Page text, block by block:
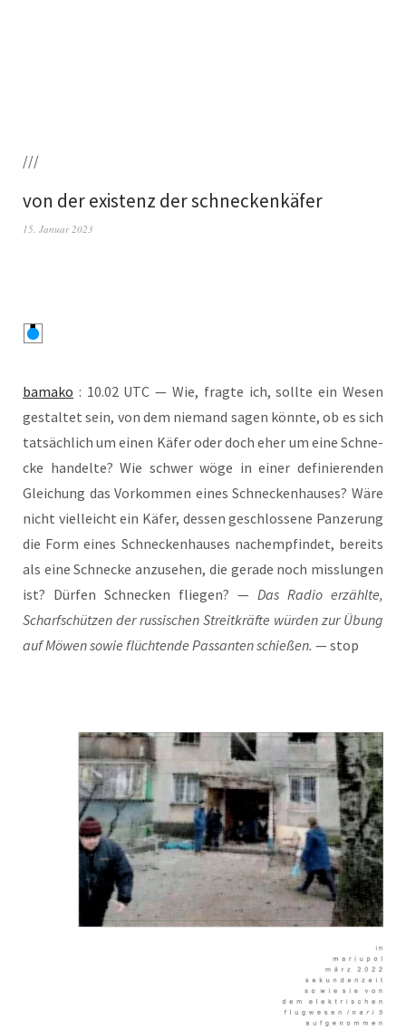
///
von der existenz der schneckenkäfer
15. Januar 2023
bamako : 10.02 UTC — Wie, frag­te ich, soll­te ein Wesen
gestal­tet sein, von dem nie­mand sagen könn­te, ob es sich
tat­säch­lich um einen Käfer oder doch eher um eine Schne­
cke han­del­te? Wie schwer wöge in einer defi­nie­ren­den
Glei­chung das Vor­kom­men eines Schne­cken­hau­ses? Wäre
nicht viel­leicht ein Käfer, des­sen geschlos­se­ne Pan­ze­rung
die Form eines Schne­cken­hau­ses nach­emp­fin­det, bereits
als eine Schne­cke anzu­se­hen, die gera­de noch miss­lun­gen
ist? Dür­fen Schne­cken flie­gen? — Das Radio erzähl­te,
Scharf­schüt­zen der rus­si­schen Streit­kräf­te wür­den zur Übung
auf Möwen sowie flüch­ten­de Pas­san­ten schie­ßen. — stop